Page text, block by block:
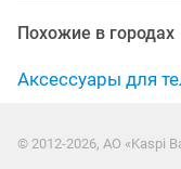
iphone x
Похожие в городах
Аксессуары для
© 2012-2026, АО «Kaspi